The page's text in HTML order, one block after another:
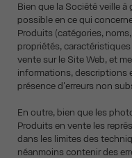
Bien que la Société veille
possible en ce qui
Produits (catégories,
propriétés,
vente sur le Site Web, et
informations, descriptions
présence d'erreurs non
En outre, bien que les
Produits en vente les
dans les limites des
néanmoins contenir des